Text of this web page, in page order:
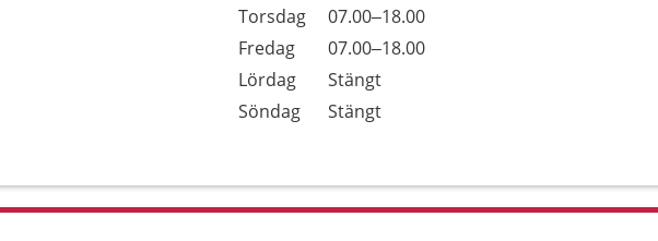
Torsdag
07.00–18.00
Fredag
07.00–18.00
Lördag
Stängt
Söndag
Stängt